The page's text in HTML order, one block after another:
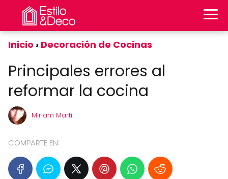
Inicio Decoración de Cocinas
Principales errores al
reformar la cocina
Miriam Marti
COMPARTE EN: